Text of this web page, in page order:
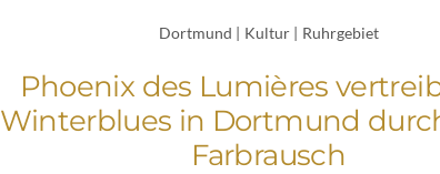
Dortmund | Kultur | Ruhrgebiet
Phoenix des Lumières
Winterblues in Dortmund
Farbrausch